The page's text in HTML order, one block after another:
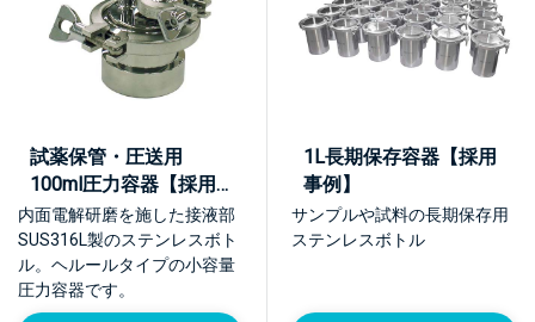
試薬保管・圧送用
100ml圧力容器【採用
事例】
内面電解研磨を施した接液部
SUS316L製のステンレスボト
ル。ヘルールタイプの小容量
圧力容器です。
1L長期保存容器【採用
事例】
サンプルや試料の長期保存用
ステンレスボトル